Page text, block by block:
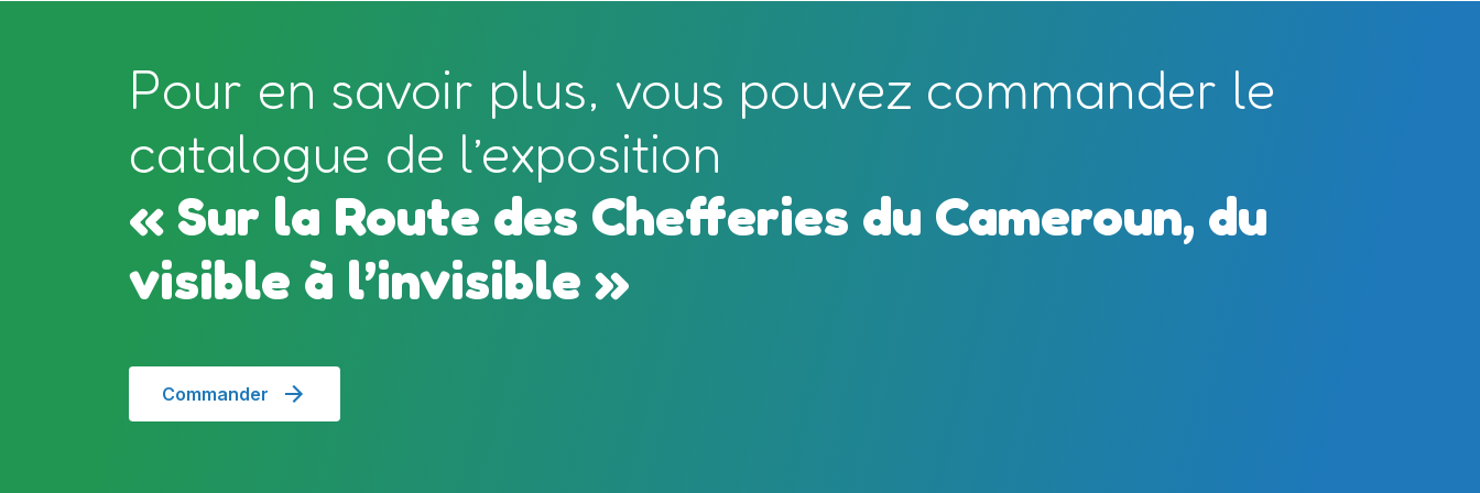
Pour en savoir plus, vous pouvez commander le
catalogue de l’exposition
« Sur la Route des Chefferies du Cameroun, du
visible à l’invisible »
Commander